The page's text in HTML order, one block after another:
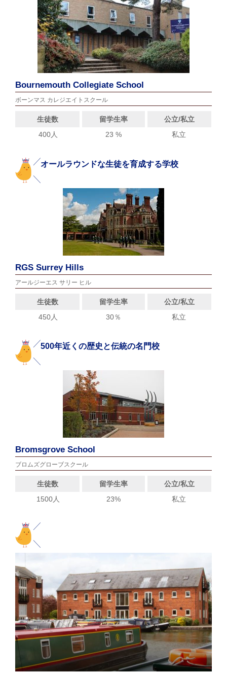
Bournemouth Collegiate School
ボーンマス カレジエイトスクール
生徒数 留学生率
公立/私立
400人
23 % 私立
オールラウンドな生徒を育成する学校
RGS Surrey Hills
アールジーエス サリー ヒル
生徒数 留学生率
公立/私立
450人
30％ 私立
500年近くの歴史と伝統の名門校
Bromsgrove School
ブロムズグローブスクール
生徒数 留学生率
公立/私立
1500人
23% 私立